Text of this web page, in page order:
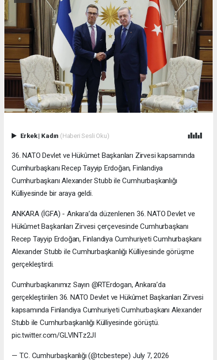
Erkek| Kadın (Haberi Sesli Oku)
36. NATO Devlet ve Hükûmet Başkanları Zirvesi kapsamında
Cumhurbaşkanı Recep Tayyip Erdoğan, Finlandiya
Cumhurbaşkanı Alexander Stubb ile Cumhurbaşkanlığı
Külliyesinde bir araya geldi.
ANKARA (İGFA) - Ankara’da düzenlenen 36. NATO Devlet ve
Hükûmet Başkanları Zirvesi çerçevesinde Cumhurbaşkanı
Recep Tayyip Erdoğan, Finlandiya Cumhuriyeti Cumhurbaşkanı
Alexander Stubb ile Cumhurbaşkanlığı Külliyesinde görüşme
gerçekleştirdi.
Cumhurbaşkanımız Sayın @RTErdogan, Ankara’da
gerçekleştirilen 36. NATO Devlet ve Hükûmet Başkanları Zirvesi
kapsamında Finlandiya Cumhuriyeti Cumhurbaşkanı Alexander
Stubb ile Cumhurbaşkanlığı Külliyesinde görüştü.
pic.twitter.com/GLVlNTz2JI
— T.C. Cumhurbaşkanlığı (@tcbestepe) July 7, 2026